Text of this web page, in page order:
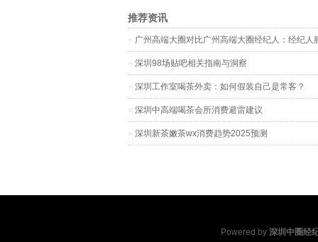
推荐资讯
广州高端大圈对比广州高端大圈经纪人‌：经纪人
深圳98场贴吧相关指南与洞察
深圳工作室喝茶外卖：如何假装自己是常客？
深圳中高端喝茶会所消费避雷建议
深圳新茶嫩茶wx消费趋势2025预测
Powered by 深圳中圈经